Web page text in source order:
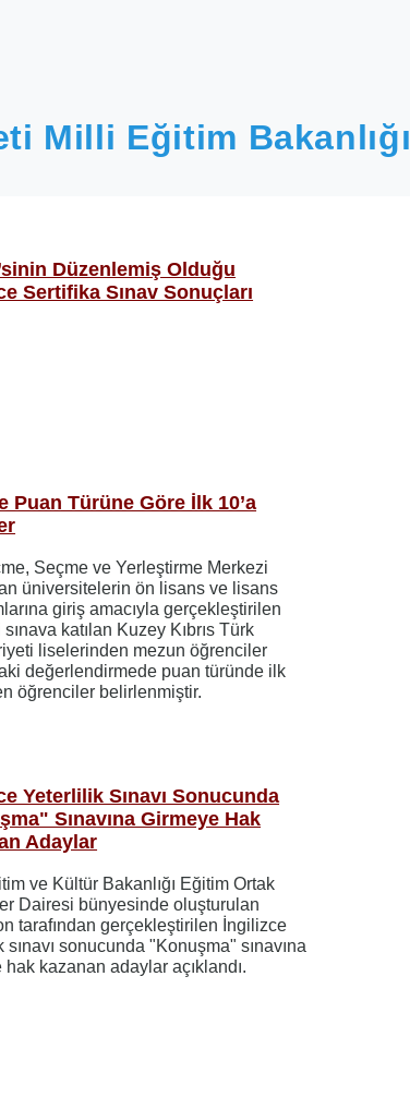
Milli Eğitim Bakanlığı
Düzenlemiş Olduğu
Sertifika Sınav Sonuçları
Puan Türüne Göre İlk 10’a
Seçme ve Yerleştirme Merkezi
üniversitelerin ön lisans ve lisans
giriş amacıyla gerçekleştirilen
katılan Kuzey Kıbrıs Türk
liselerinden mezun öğrenciler
değerlendirmede puan türünde ilk
öğrenciler belirlenmiştir.
Yeterlilik Sınavı Sonucunda
Sınavına Girmeye Hak
Adaylar
ve Kültür Bakanlığı Eğitim Ortak
Dairesi bünyesinde oluşturulan
tarafından gerçekleştirilen İngilizce
sınavı sonucunda "Konuşma" sınavına
hak kazanan adaylar açıklandı.